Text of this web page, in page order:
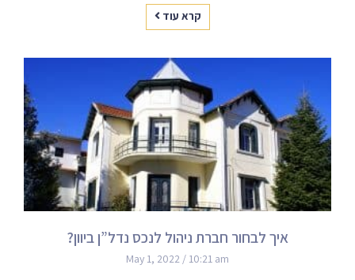
קרא עוד
איך לבחור חברת ניהול לנכס נדל”ן ביוון?
May 1, 2022
10:21 am